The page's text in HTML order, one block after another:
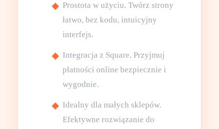
Prostota w użyciu. Twórz strony
łatwo, bez kodu, intuicyjny
interfejs.
Integracja z Square. Przyjmuj
płatności online bezpiecznie i
wygodnie.
Idealny dla małych sklepów.
Efektywne rozwiązanie do